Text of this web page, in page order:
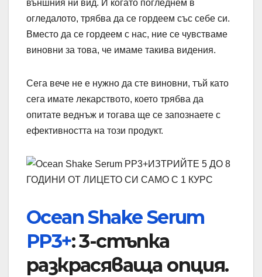
външния ни вид. И когато погледнем в
огледалото, трябва да се гордеем със себе си.
Вместо да се гордеем с нас, ние се чувстваме
виновни за това, че имаме такива видения.
Сега вече не е нужно да сте виновни, тъй като
сега имате лекарството, което трябва да
опитате веднъж и тогава ще се запознаете с
ефективността на този продукт.
Ocean Shake Serum
PP3+: 3-стъпка
разкрасяваща опция.